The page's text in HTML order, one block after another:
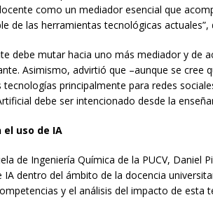
como un mediador esencial que
de las herramientas tecnológicas actuales”,
debe mutar hacia uno más mediador y de
Asimismo, advirtió que –aunque se cree
tecnologías principalmente para redes
debe ser intencionado desde la
uso de IA
de Ingeniería Química de la PUCV, Daniel
IA dentro del ámbito de la docencia
y el análisis del impacto de esta